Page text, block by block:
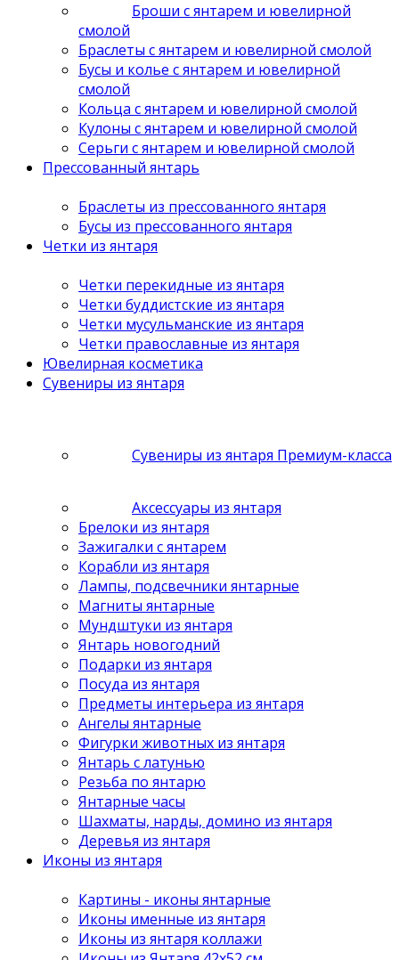
Броши с янтарем и ювелирной
смолой
Браслеты с янтарем и ювелирной смолой
Бусы и колье с янтарем и ювелирной
смолой
Кольца с янтарем и ювелирной смолой
Кулоны с янтарем и ювелирной смолой
Серьги с янтарем и ювелирной смолой
Прессованный янтарь
Браслеты из прессованного янтаря
Бусы из прессованного янтаря
Четки из янтаря
Четки перекидные из янтаря
Четки буддистские из янтаря
Четки мусульманские из янтаря
Четки православные из янтаря
Ювелирная косметика
Сувениры из янтаря
Сувениры из янтаря Премиум-класса
Аксессуары из янтаря
Брелоки из янтаря
Зажигалки с янтарем
Корабли из янтаря
Лампы, подсвечники янтарные
Магниты янтарные
Мундштуки из янтаря
Янтарь новогодний
Подарки из янтаря
Посуда из янтаря
Предметы интерьера из янтаря
Ангелы янтарные
Фигурки животных из янтаря
Янтарь с латунью
Резьба по янтарю
Янтарные часы
Шахматы, нарды, домино из янтаря
Деревья из янтаря
Иконы из янтаря
Картины - иконы янтарные
Иконы именные из янтаря
Иконы из янтаря коллажи